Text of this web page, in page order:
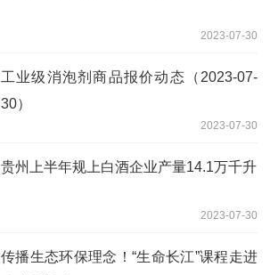
2023-07-30
工业级消泡剂商品报价动态（2023-07-
30）
2023-07-30
贵州上半年规上白酒企业产量14.1万千升
2023-07-30
传播生态环保理念！“生命长江”课程走进